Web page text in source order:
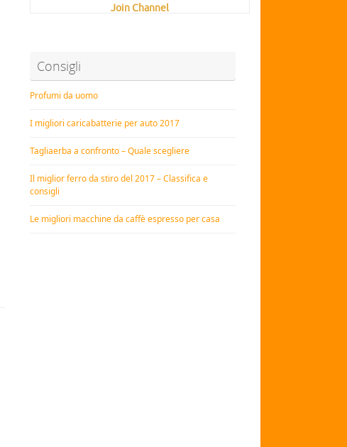
Join Channel
Consigli
Profumi da uomo
I migliori caricabatterie per auto 2017
Tagliaerba a confronto – Quale scegliere
Il miglior ferro da stiro del 2017 – Classifica e
consigli
Le migliori macchine da caffè espresso per casa